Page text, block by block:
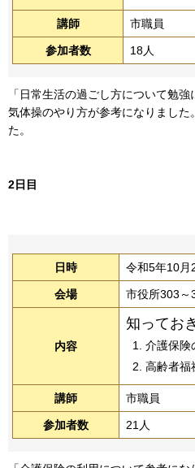
講師 市職員
参加者数 18人
「日常生活の過ごし方について勉
気体操のやり方が参考になりました
た。
2日目
日時 令和5年10月
会場 市役所303～
内容
知ってお
介護保険
高齢者福
講師 市職員
参加者数 21人